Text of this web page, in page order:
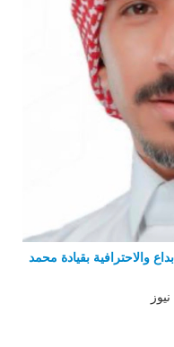
والاحترافية بقيادة محمد